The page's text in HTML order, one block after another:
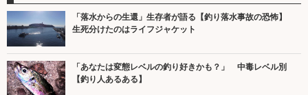
「落水からの生還」生存者が語る【釣り落水事故の恐怖】
生死分けたのはライフジャケット
「あなたは変態レベルの釣り好きかも？」 中毒レベル別
【釣り人あるある】